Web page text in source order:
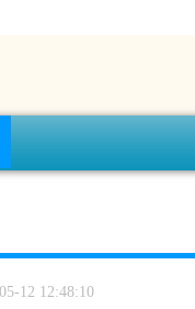
12 12:48:10